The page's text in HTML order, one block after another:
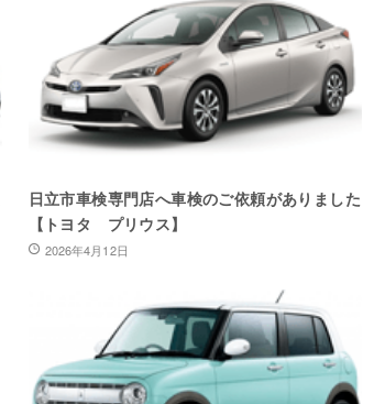
日立市車検専門店へ車検のご依頼がありました
【トヨタ プリウス】
2026年4月12日